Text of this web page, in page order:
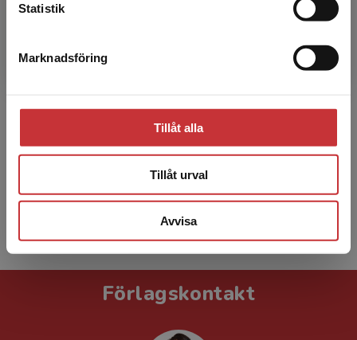
Statistik
Marknadsföring
Tillåt alla
Tillåt urval
Avvisa
vid Högskolan i Gävle. Hon forskar inom
inriktning mot sårb...
Visa alla - 9
Förlagskontakt